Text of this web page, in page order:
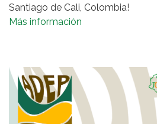
Santiago de Cali, Colombia!
Más información